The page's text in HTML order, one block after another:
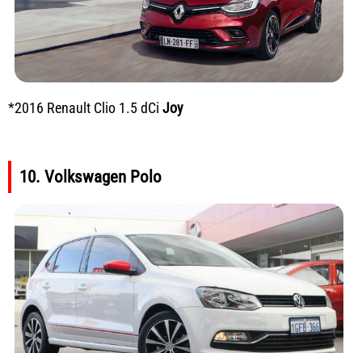
*2016 Renault Clio 1.5 dCi Joy
10. Volkswagen Polo